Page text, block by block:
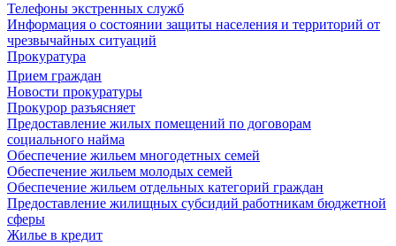
Телефоны экстренных служб
Информация о состоянии защиты населения и территорий от
чрезвычайных ситуаций
Прокуратура
Прием граждан
Новости прокуратуры
Прокурор разъясняет
Предоставление жилых помещений по договорам
социального найма
Обеспечение жильем многодетных семей
Обеспечение жильем молодых семей
Обеспечение жильем отдельных категорий граждан
Предоставление жилищных субсидий работникам бюджетной
сферы
Жилье в кредит